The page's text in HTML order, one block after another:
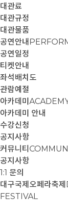
대관료
대관규정
대관물품
공연안내
공연일정
티켓안내
좌석배치도
관람예절
아카데미
아카데미 안내
수강신청
공지사항
커뮤니티
공지사항
1:1 문의
대구국제오페라축제
FESTIVAL